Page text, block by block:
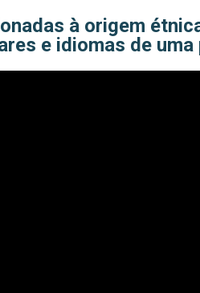
à origem
e idiomas de uma